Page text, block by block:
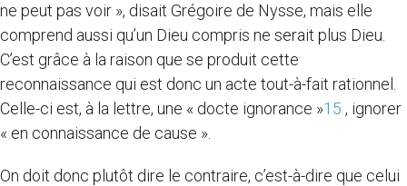
ne peut pas voir », disait Grégoire de Nysse, mais elle
comprend aussi qu’un Dieu compris ne serait plus Dieu.
C’est grâce à la raison que se produit cette
reconnaissance qui est donc un acte tout-à-fait rationnel.
Celle-ci est, à la lettre, une « docte ignorance »15 , ignorer
« en connaissance de cause ».
On doit donc plutôt dire le contraire, c’est-à-dire que celui